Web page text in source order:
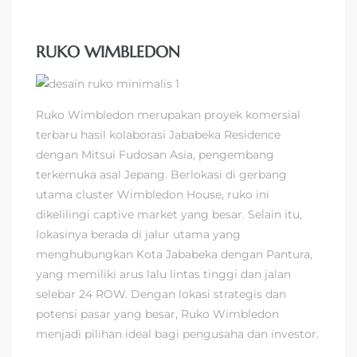
RUKO WIMBLEDON
Ruko Wimbledon merupakan proyek komersial
terbaru hasil kolaborasi Jababeka Residence
dengan Mitsui Fudosan Asia, pengembang
terkemuka asal Jepang. Berlokasi di gerbang
utama cluster Wimbledon House, ruko ini
dikelilingi captive market yang besar. Selain itu,
lokasinya berada di jalur utama yang
menghubungkan Kota Jababeka dengan Pantura,
yang memiliki arus lalu lintas tinggi dan jalan
selebar 24 ROW. Dengan lokasi strategis dan
potensi pasar yang besar, Ruko Wimbledon
menjadi pilihan ideal bagi pengusaha dan investor.